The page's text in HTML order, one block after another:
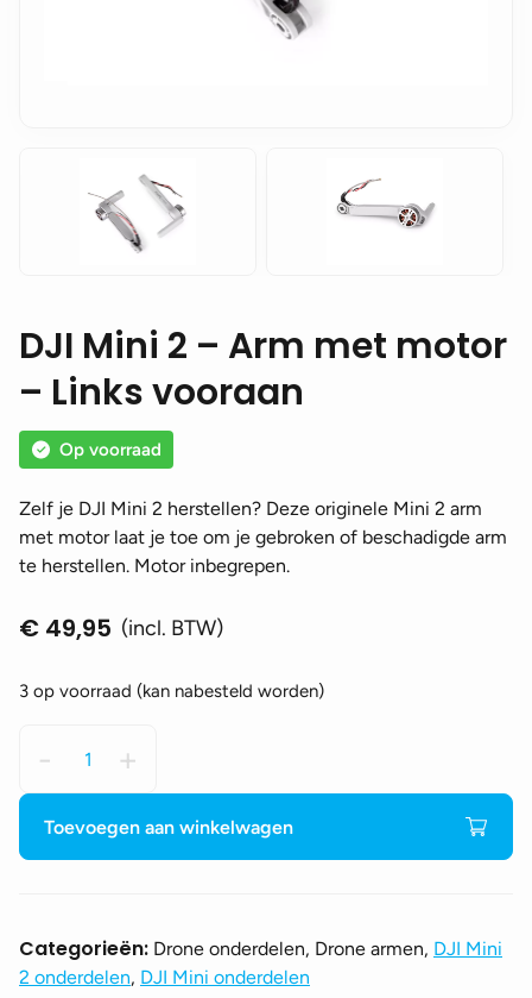
DJI Mini 2 – Arm met motor
– Links vooraan
Op voorraad
Zelf je DJI Mini 2 herstellen? Deze originele Mini 2 arm
met motor laat je toe om je gebroken of beschadigde arm
te herstellen. Motor inbegrepen.
€ 49,95 (incl. BTW)
3 op voorraad (kan nabesteld worden)
-
Mini
2
Arm
-
Links
+
Toevoegen aan winkelwagen
Categorieën: Drone onderdelen, Drone armen, DJI Mini
2 onderdelen, DJI Mini onderdelen